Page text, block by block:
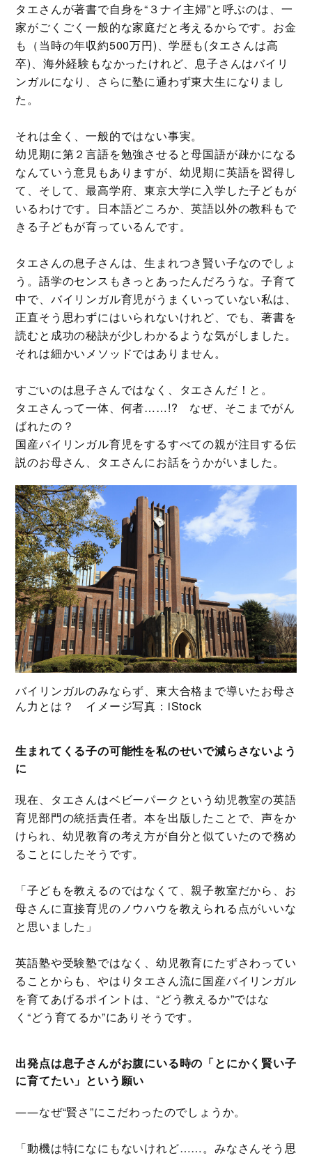
タエさんが著書で自身を“３ナイ主婦”と呼ぶのは、一
家がごくごく一般的な家庭だと考えるからです。お金
も（当時の年収約500万円)、学歴も(タエさんは高
卒)、海外経験もなかったけれど、息子さんはバイリ
ンガルになり、さらに塾に通わず東大生になりまし
た。
それは全く、一般的ではない事実。
幼児期に第２言語を勉強させると母国語が疎かになる
なんていう意見もありますが、幼児期に英語を習得し
て、そして、最高学府、東京大学に入学した子どもが
いるわけです。日本語どころか、英語以外の教科もで
きる子どもが育っているんです。
タエさんの息子さんは、生まれつき賢い子なのでしょ
う。語学のセンスもきっとあったんだろうな。子育て
中で、バイリンガル育児がうまくいっていない私は、
正直そう思わずにはいられないけれど、でも、著書を
読むと成功の秘訣が少しわかるような気がしました。
それは細かいメソッドではありません。
すごいのは息子さんではなく、タエさんだ！と。
タエさんって一体、何者……!? なぜ、そこまでがん
ばれたの？
国産バイリンガル育児をするすべての親が注目する伝
説のお母さん、タエさんにお話をうかがいました。
バイリンガルのみならず、東大合格まで導いたお母さ
ん力とは？ イメージ写真：iStock
生まれてくる子の可能性を私のせいで減らさないよう
に
現在、タエさんはベビーパークという幼児教室の英語
育児部門の統括責任者。本を出版したことで、声をか
けられ、幼児教育の考え方が自分と似ていたので務め
ることにしたそうです。
「子どもを教えるのではなくて、親子教室だから、お
母さんに直接育児のノウハウを教えられる点がいいな
と思いました」
英語塾や受験塾ではなく、幼児教育にたずさわってい
ることからも、やはりタエさん流に国産バイリンガル
を育てあげるポイントは、“どう教えるか”ではな
く“どう育てるか”にありそうです。
出発点は息子さんがお腹にいる時の「とにかく賢い子
に育てたい」という願い
――なぜ“賢さ”にこだわったのでしょうか。
「動機は特になにもないけれど……。みなさんそう思